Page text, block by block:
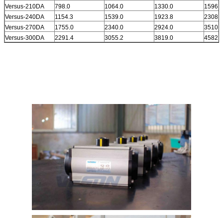
Versus-210DA
798.0 1064.0 1330.0
1596.0
Versus-240DA
1154.3 1539.0 1923.8
2308.5
Versus-270DA
1755.0 2340.0 2924.0
3510.0
Versus-300DA
2291.4 3055.2 3819.0 4582.8